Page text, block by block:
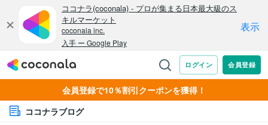
会員登録で10％割引クーポンを獲得！
ココナラブログ